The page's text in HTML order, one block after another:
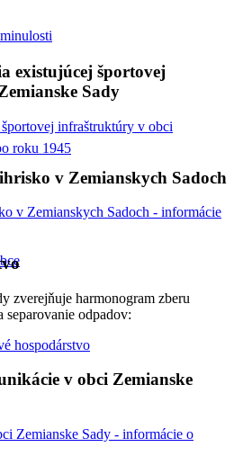
roku 1945
existujúcej športovej
Sady
v Zemianskych Sadoch
zverejňuje harmonogram zberu
separovanie odpadov:
hospodárstvo
v obci Zemianske